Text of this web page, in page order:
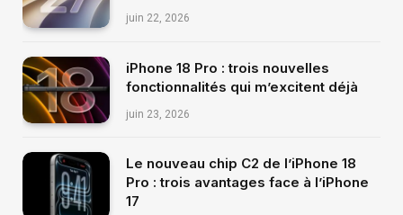
juin 22, 2026
iPhone 18 Pro : trois nouvelles
fonctionnalités qui m’excitent déjà
juin 23, 2026
Le nouveau chip C2 de l’iPhone 18
Pro : trois avantages face à l’iPhone
17